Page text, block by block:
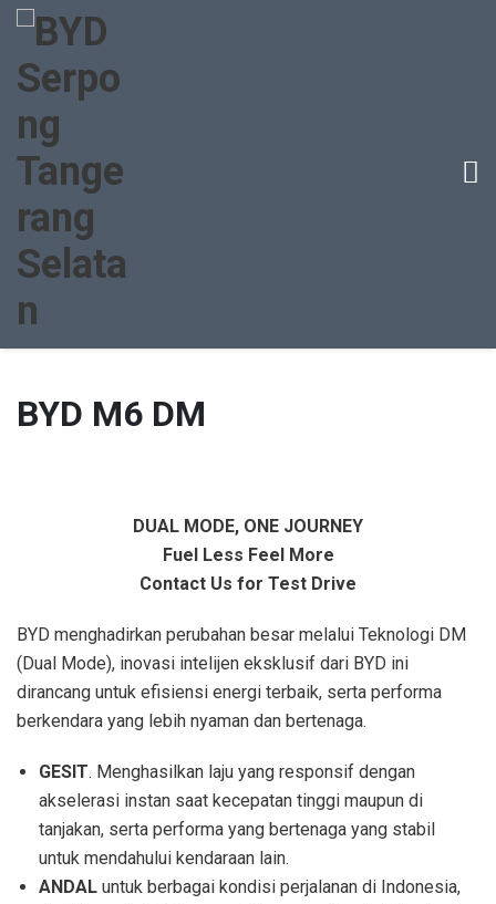
BYD M6 DM
DUAL MODE, ONE JOURNEY
Fuel Less Feel More
Contact Us for Test Drive
BYD menghadirkan perubahan besar melalui Teknologi DM
(Dual Mode), inovasi intelijen eksklusif dari BYD ini
dirancang untuk efisiensi energi terbaik, serta performa
berkendara yang lebih nyaman dan bertenaga.
GESIT. Menghasilkan laju yang responsif dengan
akselerasi instan saat kecepatan tinggi maupun di
tanjakan, serta performa yang bertenaga yang stabil
untuk mendahului kendaraan lain.
ANDAL untuk berbagai kondisi perjalanan di Indonesia,